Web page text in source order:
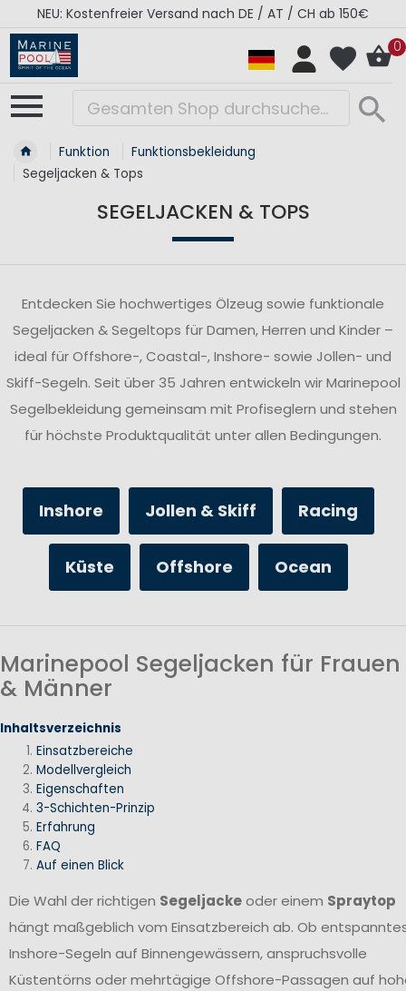
RÉGATES ROYALES Kollektion - Super Sale
0
Funktion
Funktionsbekleidung
Segeljacken & Tops
SEGELJACKEN & TOPS
Entdecken Sie hochwertiges Ölzeug sowie funktionale
Segeljacken & Segeltops für Damen, Herren und Kinder –
ideal für Offshore-, Coastal-, Inshore- sowie Jollen- und
Skiff-Segeln. Seit über 35 Jahren entwickeln wir Marinepool
Segelbekleidung gemeinsam mit Profiseglern und stehen
für höchste Produktqualität unter allen Bedingungen.
Inshore Jollen & Skiff Racing
Küste Offshore Ocean
Marinepool Segeljacken für Frauen
& Männer
Inhaltsverzeichnis
Einsatzbereiche
Modellvergleich
Eigenschaften
3-Schichten-Prinzip
Erfahrung
FAQ
Auf einen Blick
Die Wahl der richtigen Segeljackeoder einem Spraytop
hängt maßgeblich vom Einsatzbereich ab. Ob
Inshore-Segeln auf Binnengewässern, anspruchsvolle
Küstentörns oder mehrtägige Offshore-Passagen auf